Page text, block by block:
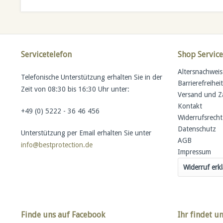
Servicetelefon
Telefonische Unterstützung erhalten Sie in der
Zeit von 08:30 bis 16:30 Uhr unter:
+49 (0) 5222 - 36 46 456
Unterstützung per Email erhalten Sie unter
info@bestprotection.de
Shop Service
Altersnachweis
Versand und
Kontakt
Widerrufsrecht
Datenschutz
AGB
Impressum
Widerruf
Finde uns auf Facebook Ihr findet